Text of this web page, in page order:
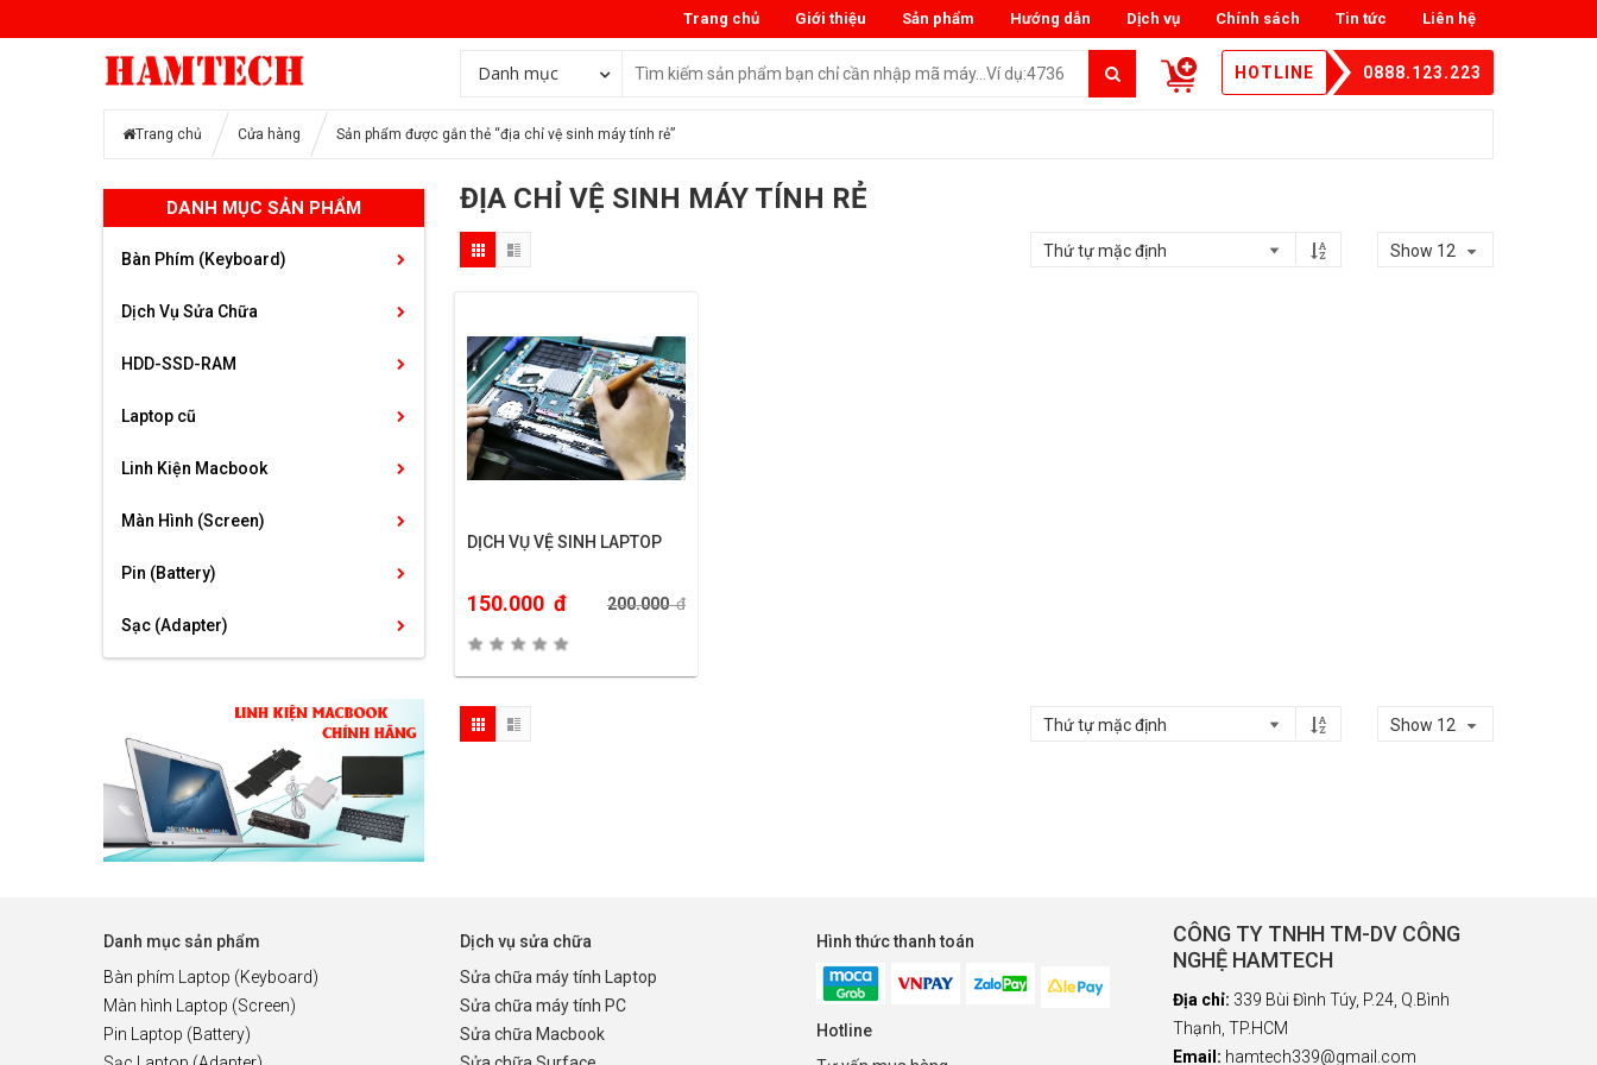
Liên hệ
Tin tức
Chính sách
Dịch vụ
Hướng dẫn
Sản phẩm
Giới thiệu
Trang chủ
Danh mục HOTLINE 0888.123.223
Trang chủ Cửa hàng Sản phẩm được gắn thẻ “địa chỉ vệ sinh máy tính rẻ”
DANH MỤC SẢN PHẨM
Bàn Phím (Keyboard)
Dịch Vụ Sửa Chữa
HDD-SSD-RAM
Laptop cũ
Linh Kiện Macbook
Màn Hình (Screen)
Pin (Battery)
Sạc (Adapter)
ĐỊA CHỈ VỆ SINH MÁY TÍNH RẺ
Show 12
DỊCH VỤ VỆ SINH LAPTOP
150.000 đ 200.000đ
Show 12
Danh mục sản phẩm
Bàn phím Laptop (Keyboard)
Màn hình Laptop (Screen)
Pin Laptop (Battery)
Dịch vụ sửa chữa
Sửa chữa máy tính Laptop
Sửa chữa máy tính PC
Sửa chữa Macbook
Hình thức thanh toán
Hotline
CÔNG TY TNHH TM-DV CÔNG
NGHỆ HAMTECH
Địa chỉ: 339 Bùi Đình Túy, P.24, Q.Bình
Thạnh, TP.HCM
Email: hamtech339@gmail.com